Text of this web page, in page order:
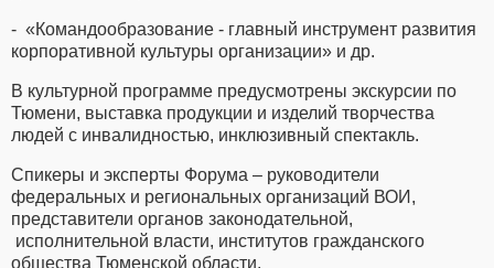
- «Командообразование - главный инструмент развития
корпоративной культуры организации» и др.
В культурной программе предусмотрены экскурсии по
Тюмени, выставка продукции и изделий творчества
людей с инвалидностью, инклюзивный спектакль.
Спикеры и эксперты Форума – руководители
федеральных и региональных организаций ВОИ,
представители органов законодательной,
исполнительной власти, институтов гражданского
общества Тюменской области.